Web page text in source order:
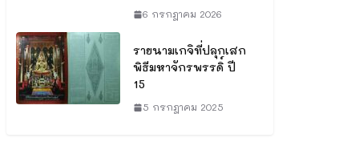
6 กรกฎาคม 2026
รายนามเกจิที่ปลุกเสก
พิธีมหาจักรพรรดิ์ ปี
15
5 กรกฎาคม 2025